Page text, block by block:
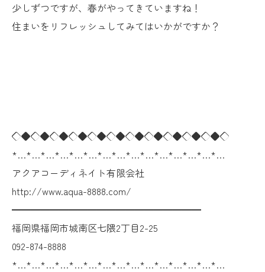
少しずつですが、春がやってきていますね！
住まいをリフレッシュしてみてはいかがですか？
◇◆◇◆◇◆◇◆◇◆◇◆◇◆◇◆◇◆◇◆◇◆◇
*…*…*…*…*…*…*…*…*…*…*…*…*…*…*…
アクアコーディネイト有限会社
http://www.aqua-8888.com/
━━━━━━━━━━━━━━━━━━━━
福岡県福岡市城南区七隈2丁目2-25
092-874-8888
*…*…*…*…*…*…*…*…*…*…*…*…*…*…*…